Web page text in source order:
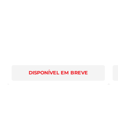
DISPONÍVEL EM BREVE